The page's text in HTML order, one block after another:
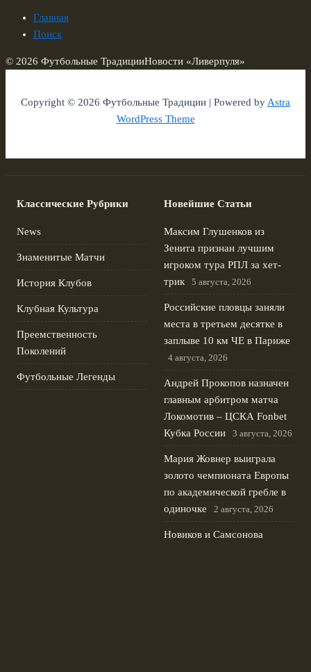
Главная
Поиск
© 2026 Футбольные ТрадицииНовости «Ливерпуля»
Copyright © 2026 Футбольные Традиции | Powered byAstra
WordPress Theme
Классические Рубрики
News
Знаменитые Матчи
История Клубов
Клубная Культура
Преемственность
Поколений
Футбольные Легенды
Новейшие Статьи
Максим Глушенков из
Зенита признан лучшим
игроком тура РПЛ за хет-
трик
5 августа, 2026
Российские пловцы заняли
места в третьем десятке в
заплыве 10 км ЧЕ в Париже
4 августа, 2026
Андрей Прокопов назначен
главным арбитром матча
Локомотив – ЦСКА Fonbet
Кубка России
3 августа, 2026
Мария Жовнер выиграла
золото чемпионата Европы
по академической гребле в
одиночке
2 августа, 2026
Новиков и Самсонова